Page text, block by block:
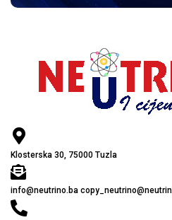
Klosterska 30, 75000 Tuzla
info@neutrino.ba